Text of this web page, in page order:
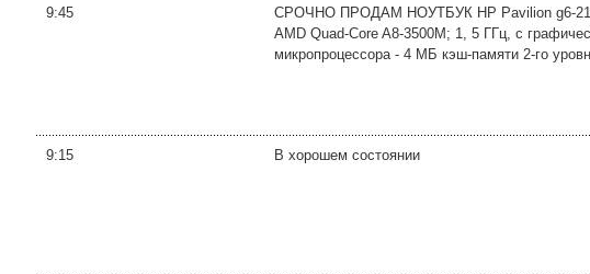
9:45
СРОЧНО ПРОДАМ НОУТБУК HP Pavilion g6-
AMD Quad-Core A8-3500M; 1, 5 ГГц, с
микропроцессора - 4 МБ кэш-памяти 2-го
9:15 В хорошем состоянии